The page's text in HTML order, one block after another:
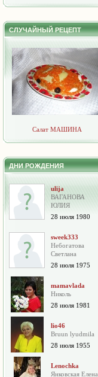
СЛУЧАЙНЫЙ РЕЦЕПТ
Салат МАШИНА
ДНИ РОЖДЕНИЯ
ulija
ВАГАНОВА
ЮЛИЯ
28 июля 1980
sweek333
Небогатова
Cветлана
28 июля 1975
mamavlada
Николь
28 июля 1981
lio46
Bruun lyudmila
28 июля 1955
Lenochka
Янковская Елена